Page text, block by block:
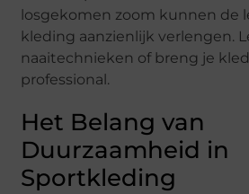
losgekomen zoom kunnen de
kleding aanzienlijk verlengen.
naaitechnieken of breng je
professional.
Het Belang van
Duurzaamheid in
Sportkleding